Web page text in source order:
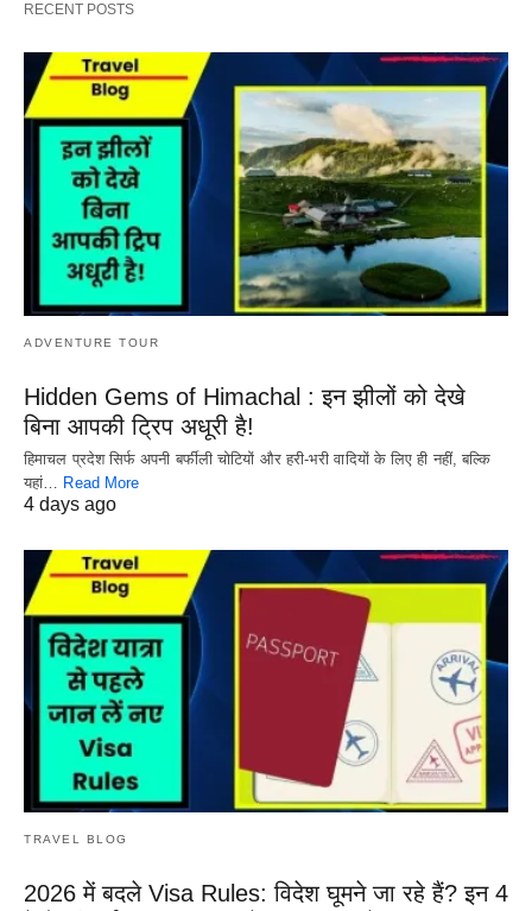
RECENT POSTS
ADVENTURE TOUR
Hidden Gems of Himachal : इन झीलों को देखे
बिना आपकी ट्रिप अधूरी है!
हिमाचल प्रदेश सिर्फ अपनी बर्फीली चोटियों और हरी-भरी वादियों के लिए ही नहीं, बल्कि
यहां…
Read More
4 days ago
TRAVEL BLOG
2026 में बदले Visa Rules: विदेश घूमने जा रहे हैं? इन 4